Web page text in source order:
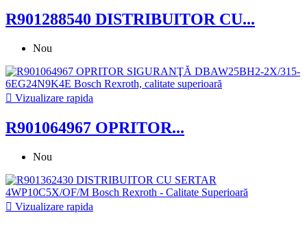
R901288540 DISTRIBUITOR CU...
Nou
 Vizualizare rapida
R901064967 OPRITOR...
Nou
 Vizualizare rapida